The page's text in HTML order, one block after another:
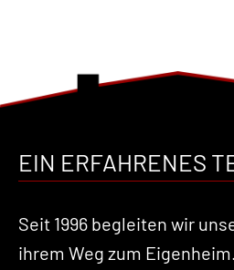
EIN ERFAHRENES
Seit 1996 begleiten wir
ihrem Weg zum